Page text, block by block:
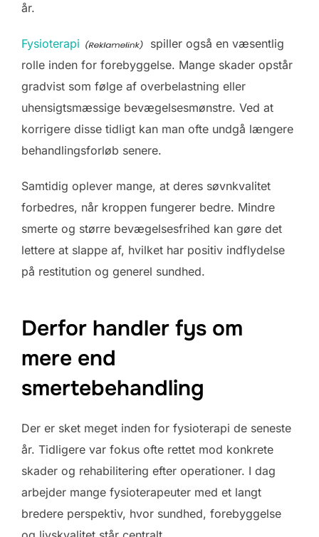
år.
Fysioterapi
spiller også en væsentlig
rolle inden for forebyggelse. Mange skader opstår
gradvist som følge af overbelastning eller
uhensigtsmæssige bevægelsesmønstre. Ved at
korrigere disse tidligt kan man ofte undgå længere
behandlingsforløb senere.
Samtidig oplever mange, at deres søvnkvalitet
forbedres, når kroppen fungerer bedre. Mindre
smerte og større bevægelsesfrihed kan gøre det
lettere at slappe af, hvilket har positiv indflydelse
på restitution og generel sundhed.
Derfor handler fys om
mere end
smertebehandling
Der er sket meget inden for fysioterapi de seneste
år. Tidligere var fokus ofte rettet mod konkrete
skader og rehabilitering efter operationer. I dag
arbejder mange fysioterapeuter med et langt
bredere perspektiv, hvor sundhed, forebyggelse